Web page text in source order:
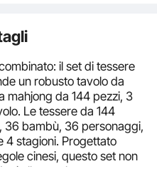
il set di tessere
un robusto tavolo da
mahjong da 144 pezzi, 3
Le tessere da 144
36 bambù, 36 personaggi,
4 stagioni. Progettato
cinesi, questo set non
alle regole